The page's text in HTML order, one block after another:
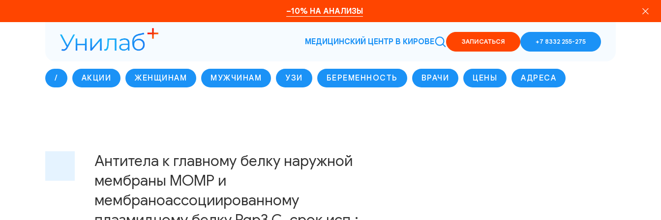
–10% НА АНАЛИЗЫ
МЕДИЦИНСКИЙ ЦЕНТР В КИРОВЕ ЗАПИСАТЬСЯ +7 8332 255-275
/ АКЦИИ ЖЕНЩИНАМ МУЖЧИНАМ УЗИ БЕРЕМЕННОСТЬ ВРАЧИ ЦЕНЫ АДРЕСА
Антитела к главному белку наружной
мембраны МОМР и
мембраноассоциированному